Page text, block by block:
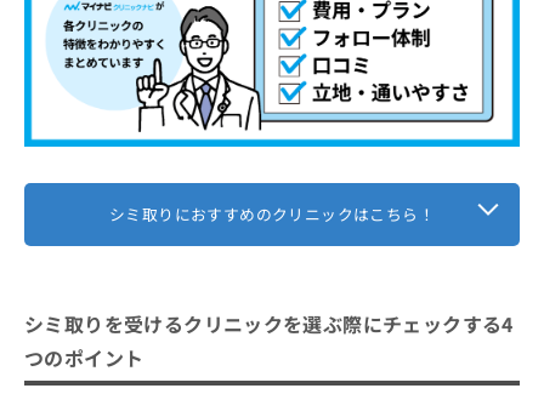
シミ取りにおすすめのクリニックはこちら！
シミ取りを受けるクリニックを選ぶ際にチェックする4
つのポイント